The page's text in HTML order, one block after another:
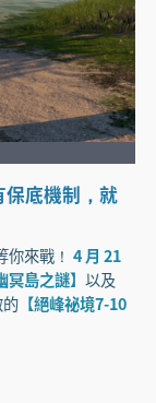
底機制，就
來戰！ 4 月 21
冥島之謎】 以及
【絕峰祕境7-10